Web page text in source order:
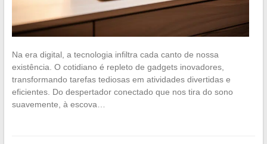
Na era digital, a tecnologia infiltra cada canto de nossa
existência. O cotidiano é repleto de gadgets inovadores,
transformando tarefas tediosas em atividades divertidas e
eficientes. Do despertador conectado que nos tira do sono
suavemente, à escova…